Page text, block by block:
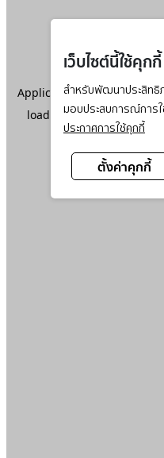
เว็บไซต์นี้ใช้คุกกี้
สำหรับพัฒนาประสิทธิ
มอบประสบการณ์การ
ประกาศการใช้คุกกี้
ตั้งค่าคุกกี้
Application error: aclient-
loadingwww.ktc.co.th